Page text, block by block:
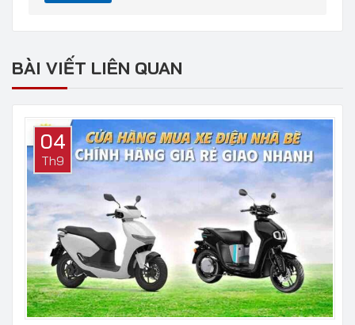
BÀI VIẾT LIÊN QUAN
04
Th9